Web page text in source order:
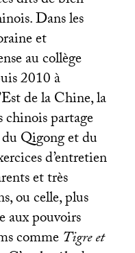
Dans les
et
au collège
2010 à
de la Chine, la
partage
Qigong et du
d’entretien
et très
ou celle, plus
aux pouvoirs
commeTigre et